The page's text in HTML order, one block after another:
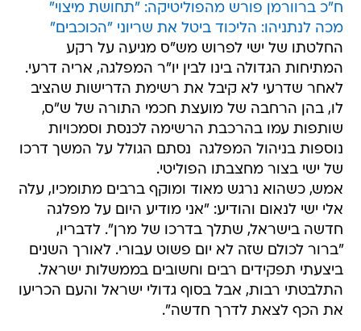
ח"כ ברוורמן פורש מהפוליטיקה: "תחושת מיצוי"
מכה לנתניהו: הליכוד ביטל את שריוני "הכוכבים"
החלטתו של ישי לפרוש מש"ס מגיעה על רקע
המתיחות הגדולה בינו לבין יו"ר המפלגה, אריה דרעי.
לאחר שדרעי לא קיבל את רשימת הדרישות שהציב
לו, בהן הרחבה של מועצת חכמי התורה של ש"ס,
שותפות עמו בהרכבת הרשימה לכנסת וסמכויות
נוספות בניהול המפלגה  נסתם הגולל על המשך דרכו
של ישי בצור מחצבתו הפוליטי.
אמש, כשהוא נרגש מאוד ומוקף ברבים מתומכיו, עלה
אלי ישי לנאום והודיע: "אני מודיע היום על מפלגה
חדשה בישראל, שתלך בדרכו של מרן". לדבריו,
"ברור לכולם שזה לא יום פשוט עבורי. לאורך השנים
ביצעתי תפקידים רבים וחשובים בממשלות ישראל.
התלבטתי רבות, אבל בסוף גדולי ישראל והעם הכריעו
את הכף לצאת לדרך חדשה".